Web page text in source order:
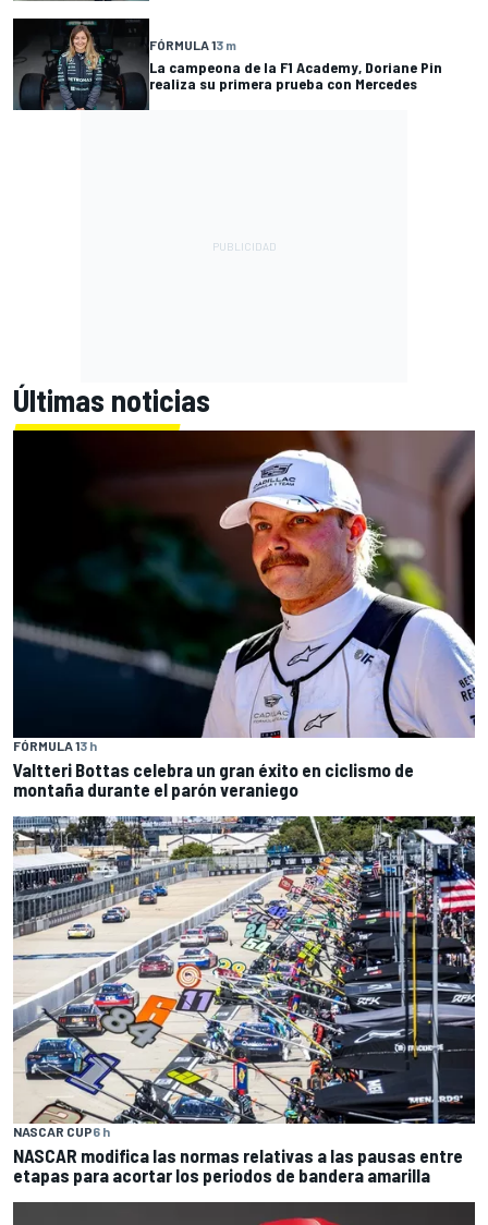
FÓRMULA 13 m
La campeona de la F1 Academy, Doriane Pin
realiza su primera prueba con Mercedes
Últimas noticias
FÓRMULA 13 h
Valtteri Bottas celebra un gran éxito en ciclismo de
montaña durante el parón veraniego
NASCAR CUP6 h
NASCAR modifica las normas relativas a las pausas entre
etapas para acortar los periodos de bandera amarilla